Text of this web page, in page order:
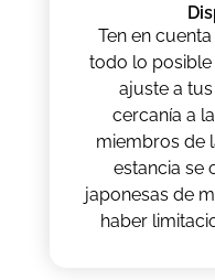
Ten en
todo lo posible
ajuste a
cercanía a
miembros de
estancia se
japonesas de
haber